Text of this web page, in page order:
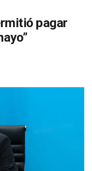
pagar